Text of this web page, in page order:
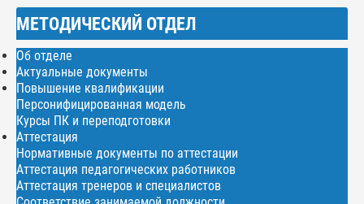
МЕТОДИЧЕСКИЙ ОТДЕЛ
Об отделе
Актуальные документы
Повышение квалификации
Персонифицированная модель
Курсы ПК и переподготовки
Аттестация
Нормативные документы по аттестации
Аттестация педагогических работников
Аттестация тренеров и специалистов